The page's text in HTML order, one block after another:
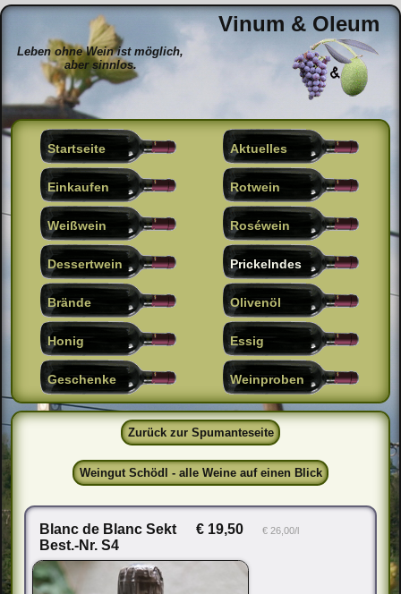
Blanc de Blanc Sekt € 19,50 € 26,00/l
Best.-Nr. S4
Zurück zur Spumanteseite
Weingut Schödl - alle Weine auf einen Blick
Startseite Aktuelles
Einkaufen Rotwein
Weißwein Roséwein
Dessertwein Prickelndes
Brände Olivenöl
Honig Essig
Geschenke Weinproben
Leben ohne Wein ist möglich,
aber sinnlos.
Vinum & Oleum